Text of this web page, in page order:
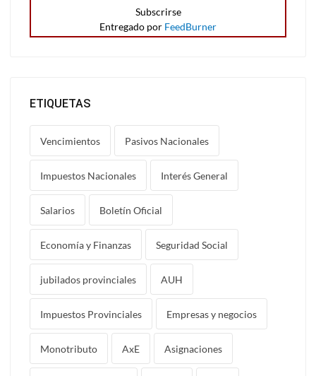
Entregado por FeedBurner
ETIQUETAS
Vencimientos Pasivos Nacionales
Impuestos Nacionales Interés General
Salarios Boletín Oficial
Economía y Finanzas Seguridad Social
jubilados provinciales AUH
Impuestos Provinciales Empresas y negocios
Monotributo AxE Asignaciones